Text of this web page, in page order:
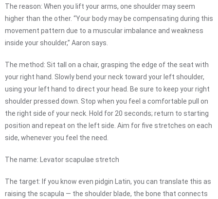
The reason: When you lift your arms, one shoulder may seem
higher than the other. “Your body may be compensating during this
movement pattern due to a muscular imbalance and weakness
inside your shoulder,” Aaron says.
The method: Sit tall on a chair, grasping the edge of the seat with
your right hand. Slowly bend your neck toward your left shoulder,
using your left hand to direct your head. Be sure to keep your right
shoulder pressed down. Stop when you feel a comfortable pull on
the right side of your neck. Hold for 20 seconds; return to starting
position and repeat on the left side. Aim for five stretches on each
side, whenever you feel the need.
The name: Levator scapulae stretch
The target: If you know even pidgin Latin, you can translate this as
raising the scapula — the shoulder blade, the bone that connects